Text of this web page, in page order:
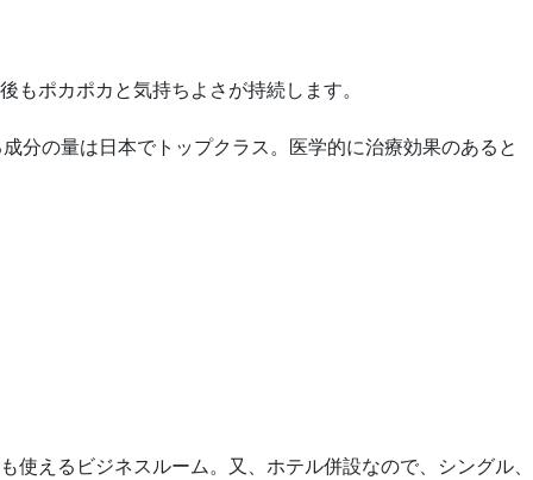
ポカポカと気持ちよさが持続します。
分の量は日本でトップクラス。医学的に治療効果のあると
えるビジネスルーム。又、ホテル併設なので、シングル、